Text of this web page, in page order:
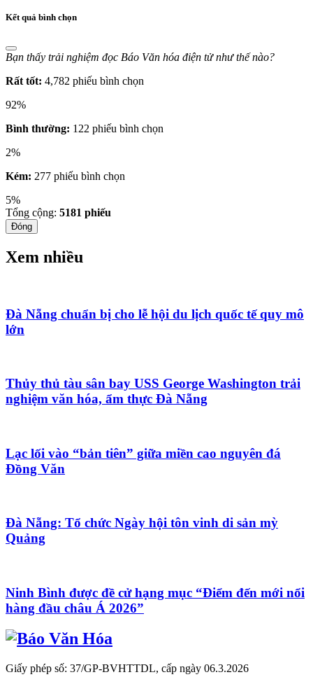
Kết quả bình chọn
Bạn thấy trải nghiệm đọc Báo Văn hóa điện tử như thế nào?
Rất tốt: 4,782 phiếu bình chọn
92%
Bình thường: 122 phiếu bình chọn
2%
Kém: 277 phiếu bình chọn
5%
Tổng cộng: 5181 phiếu
Đóng
Xem nhiều
Đà Nẵng chuẩn bị cho lễ hội du lịch quốc tế quy mô
lớn
Thủy thủ tàu sân bay USS George Washington trải
nghiệm văn hóa, ẩm thực Đà Nẵng
Lạc lối vào “bản tiên” giữa miền cao nguyên đá
Đồng Văn
Đà Nẵng: Tổ chức Ngày hội tôn vinh di sản mỳ
Quảng
Ninh Bình được đề cử hạng mục “Điểm đến mới nổi
hàng đầu châu Á 2026”
Giấy phép số: 37/GP-BVHTTDL, cấp ngày 06.3.2026